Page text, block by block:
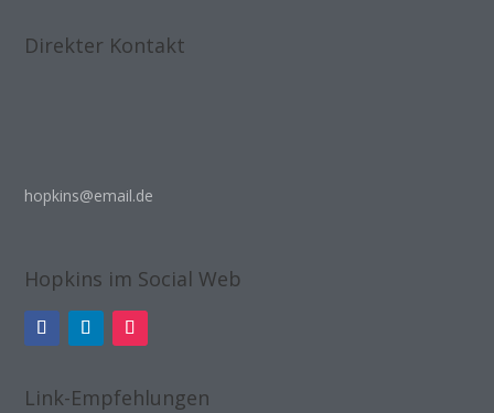
Direkter Kontakt
hopkins@email.de
Hopkins im Social Web
Link-Empfehlungen